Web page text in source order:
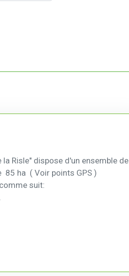
la Risle" dispose d'un ensemble de
85 ha ( Voir points GPS )
suit: